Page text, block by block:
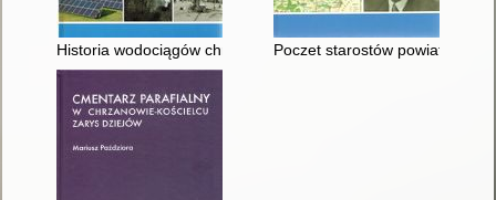
Historia wodociągów chrzanowskichPoczet starostów powiatu